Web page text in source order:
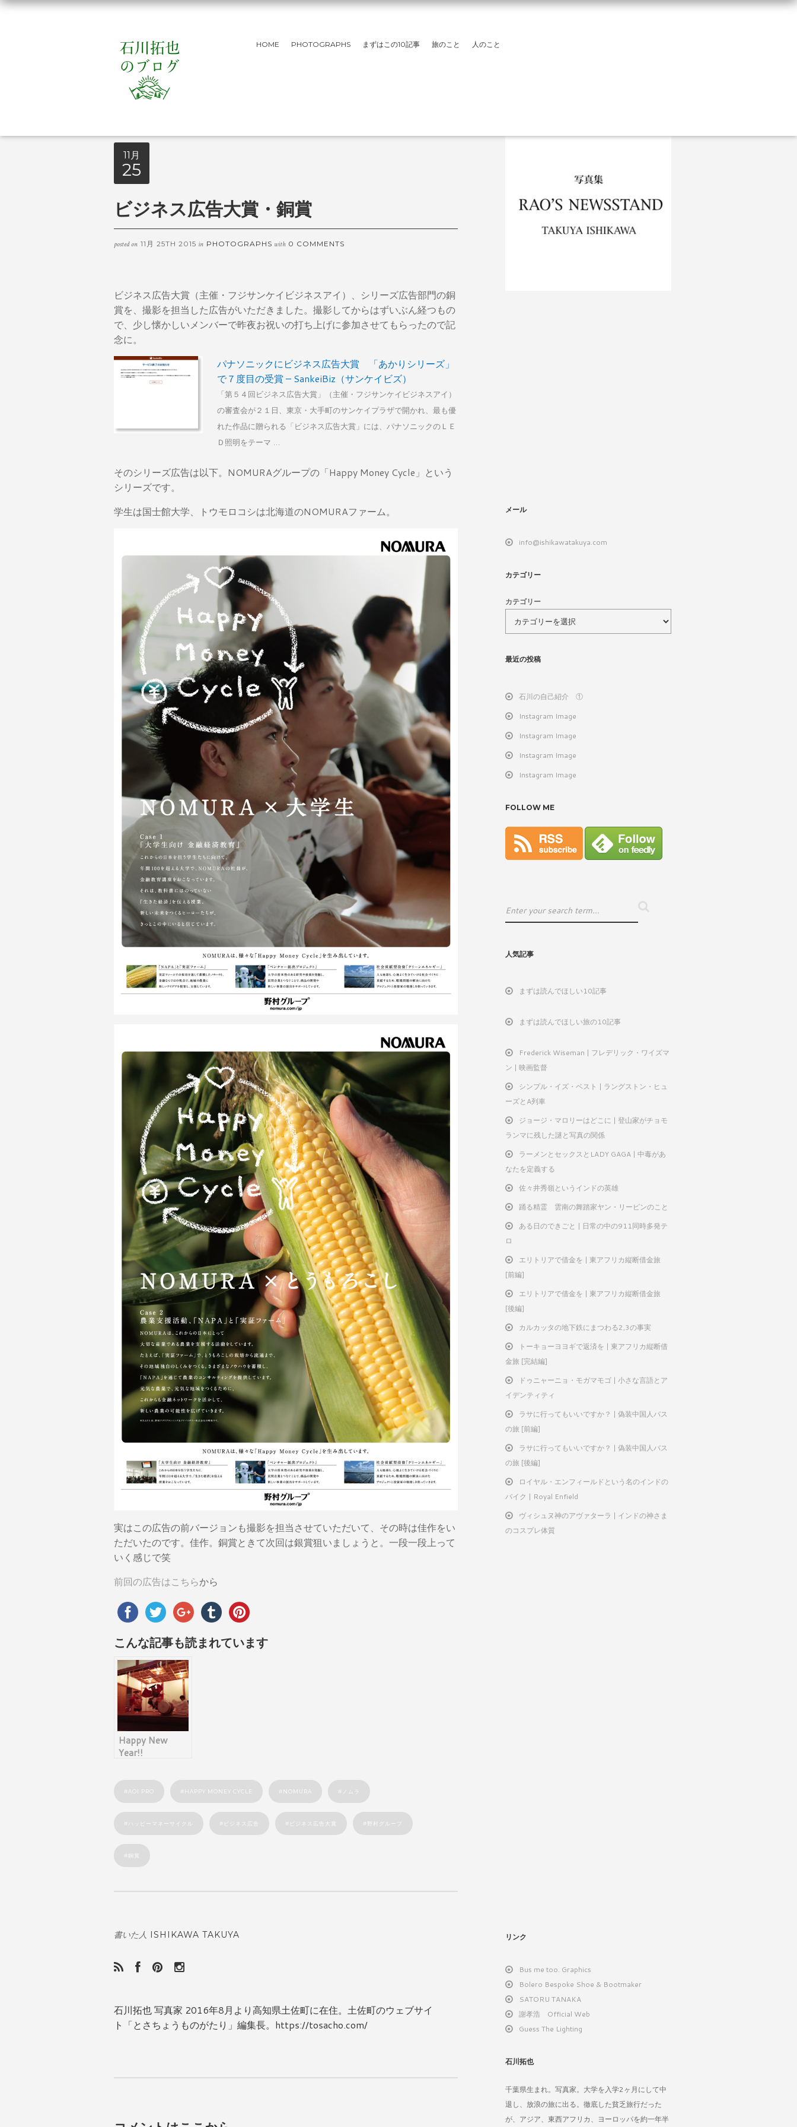
HOME PHOTOGRAPHS まずはこの10記事 旅のこと 人のこと
11月
25
ビジネス広告大賞・銅賞
posted on 11月 25TH 2015 in PHOTOGRAPHS with 0 COMMENTS
ビジネス広告大賞（主催・フジサンケイビジネスアイ）、シリーズ広告部門の銅
賞を、撮影を担当した広告がいただきました。撮影してからはずいぶん経つもの
で、少し懐かしいメンバーで昨夜お祝いの打ち上げに参加させてもらったので記
念に。
パナソニックにビジネス広告大賞 「あかりシリーズ」
で７度目の受賞 – SankeiBiz（サンケイビズ）
「第５４回ビジネス広告大賞」（主催・フジサンケイビジネスアイ）
の審査会が２１日、東京・大手町のサンケイプラザで開かれ、最も優
れた作品に贈られる「ビジネス広告大賞」には、パナソニックのＬＥ
Ｄ照明をテーマ …
そのシリーズ広告は以下。NOMURAグループの「Happy Money Cycle」という
シリーズです。
学生は国士館大学、トウモロコシは北海道のNOMURAファーム。
実はこの広告の前バージョンも撮影を担当させていただいて、その時は佳作をい
ただいたのです。佳作。銅賞ときて次回は銀賞狙いましょうと。一段一段上って
いく感じで笑
前回の広告はこちらから
こんな記事も読まれています
Happy New
Year!!
AOI PRO HAPPY MONEY CYCLE NOMURA ノムラ
ハッピーマネーサイクル ビジネス広告 ビジネス広告大賞 野村グループ
銅賞
書いた人 ISHIKAWA TAKUYA
石川拓也 写真家 2016年8月より高知県土佐町に在住。土佐町のウェブサイ
ト「とさちょうものがたり」編集長。https://tosacho.com/
メール
info@ishikawatakuya.com
カテゴリー
カテゴリー
最近の投稿
石川の自己紹介 ①
Instagram Image
Instagram Image
Instagram Image
Instagram Image
FOLLOW ME
人気記事
まずは読んでほしい10記事
まずは読んでほしい旅の10記事
Frederick Wiseman | フレデリック・ワイズマ
ン | 映画監督
シンプル・イズ・ベスト | ラングストン・ヒュ
ーズとA列車
ジョージ・マロリーはどこに | 登山家がチョモ
ランマに残した謎と写真の関係
ラーメンとセックスとLADY GAGA | 中毒があ
なたを定義する
佐々井秀嶺というインドの英雄
踊る精霊 雲南の舞踏家ヤン・リーピンのこと
ある日のできごと | 日常の中の911同時多発テ
ロ
エリトリアで借金を | 東アフリカ縦断借金旅
[前編]
エリトリアで借金を | 東アフリカ縦断借金旅
[後編]
カルカッタの地下鉄にまつわる2,3の事実
トーキョーヨヨギで返済を | 東アフリカ縦断借
金旅 [完結編]
ドゥニャーニョ・モガマモゴ | 小さな言語とア
イデンティティ
ラサに行ってもいいですか？ | 偽装中国人バス
の旅 [前編]
ラサに行ってもいいですか？ | 偽装中国人バス
の旅 [後編]
ロイヤル・エンフィールドという名のインドの
バイク | Royal Enfield
ヴィシュヌ神のアヴァターラ | インドの神さま
のコスプレ体質
リンク
Bus me too. Graphics
Bolero Bespoke Shoe & Bootmaker
SATORU TANAKA
謝孝浩 Official Web
Guess The Lighting
石川拓也
千葉県生まれ。写真家。大学を入学2ヶ月にして中
退し、放浪の旅に出る。徹底した貧乏旅行だった
が、アジア、東西アフリカ、ヨーロッパを約一年半